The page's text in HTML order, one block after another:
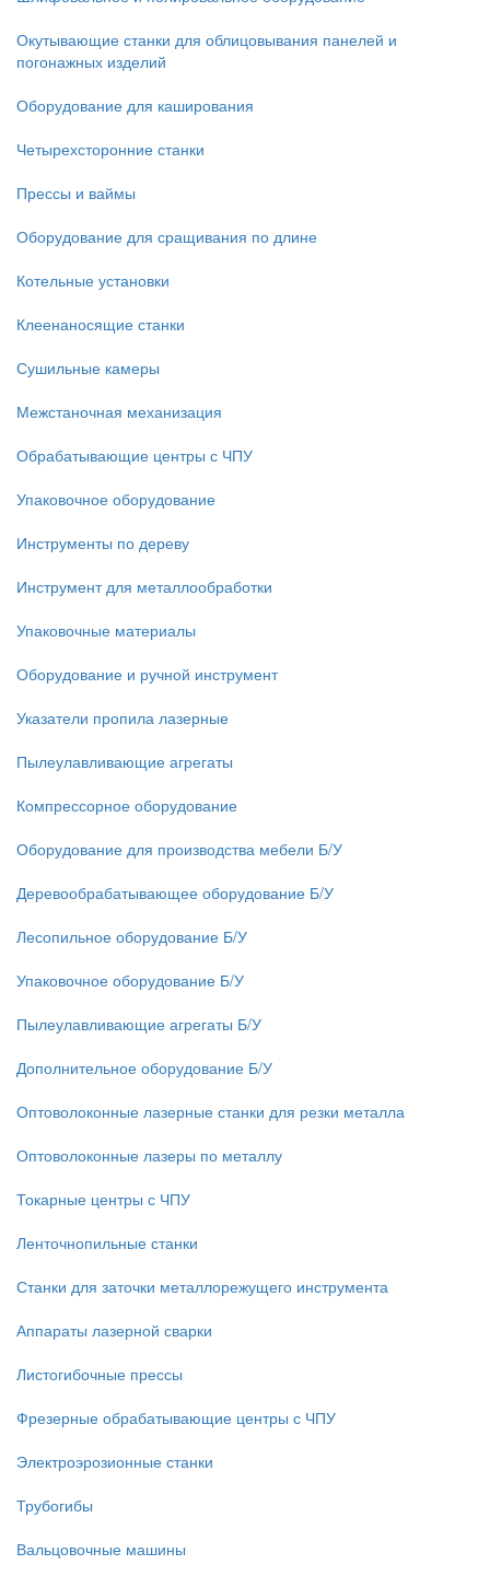
Окутывающие станки для облицовывания панелей и
погонажных изделий
Оборудование для каширования
Четырехсторонние станки
Прессы и ваймы
Оборудование для сращивания по длине
Котельные установки
Клеенаносящие станки
Сушильные камеры
Межстаночная механизация
Обрабатывающие центры с ЧПУ
Упаковочное оборудование
Инструменты по дереву
Инструмент для металлообработки
Упаковочные материалы
Оборудование и ручной инструмент
Указатели пропила лазерные
Пылеулавливающие агрегаты
Компрессорное оборудование
Оборудование для производства мебели Б/У
Деревообрабатывающее оборудование Б/У
Лесопильное оборудование Б/У
Упаковочное оборудование Б/У
Пылеулавливающие агрегаты Б/У
Дополнительное оборудование Б/У
Оптоволоконные лазерные станки для резки металла
Оптоволоконные лазеры по металлу
Токарные центры с ЧПУ
Ленточнопильные станки
Станки для заточки металлорежущего инструмента
Аппараты лазерной сварки
Листогибочные прессы
Фрезерные обрабатывающие центры с ЧПУ
Электроэрозионные станки
Трубогибы
Вальцовочные машины